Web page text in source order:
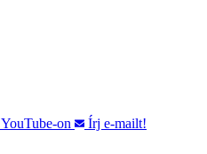
YouTube-on
Írj e-mailt!